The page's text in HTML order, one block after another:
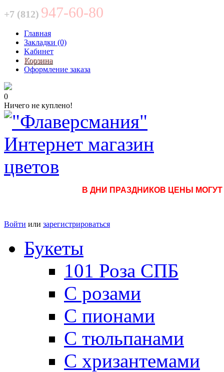
+7 (812) 947-60-80
Главная
Закладки (0)
Kабинет
Корзина
Оформление заказа
0
Ничего не куплено!
В ДНИ ПРАЗДНИКОВ ЦЕНЫ МОГУТ
Войти или зарегистрироваться
Букеты
101 Роза СПБ
С розами
С пионами
С тюльпанами
С хризантемами